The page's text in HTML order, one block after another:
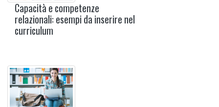
Capacità e competenze
relazionali: esempi da inserire nel
curriculum